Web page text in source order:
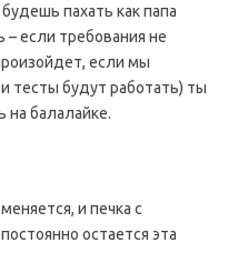
пахать как папа
если требования не
если мы
тесты будут работать) ты
на балалайке.
и печка с
остается эта